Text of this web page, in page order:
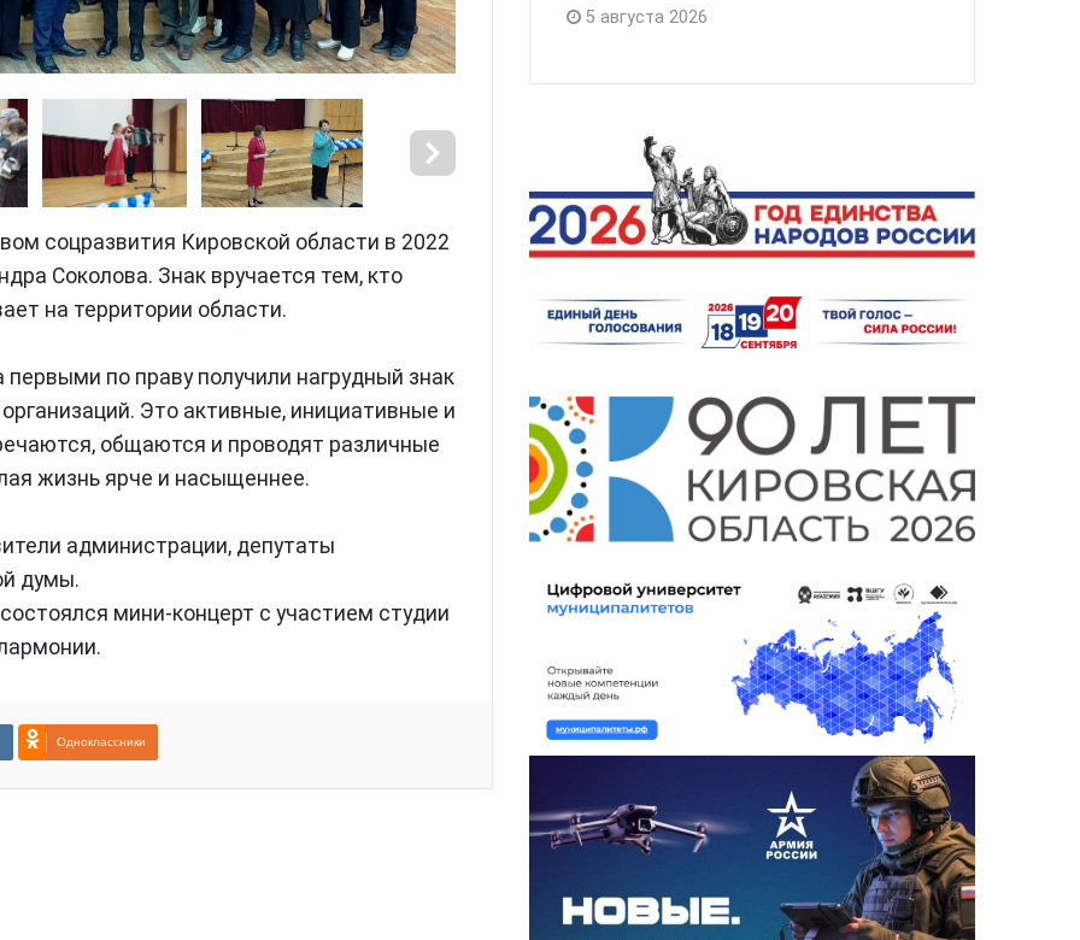
соцразвития Кировской области в 2022
Соколова. Знак вручается тем, кто
на территории области.
по праву получили нагрудный знак
Это активные, инициативные и
общаются и проводят различные
жизнь ярче и насыщеннее.
администрации, депутаты
думы.
мини-концерт с участием студии
Одноклассники
5 августа 2026